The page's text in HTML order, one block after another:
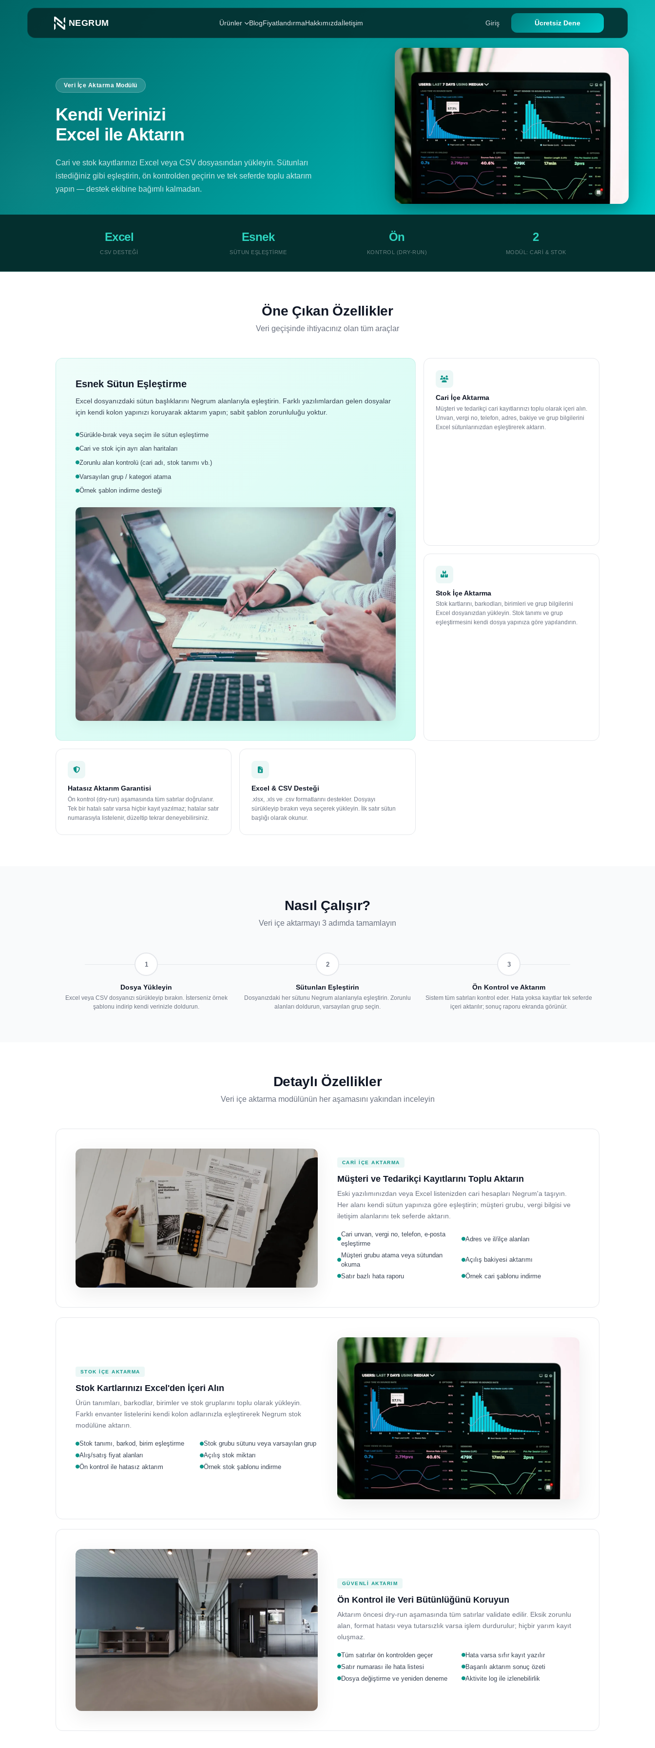
NEGRUM Ürünler BlogFiyatlandırmaHakkımızdaİletişim Giriş Ücretsiz Dene
Veri İçe Aktarma Modülü
Kendi Verinizi
Excel ile Aktarın
Cari ve stok kayıtlarınızı Excel veya CSV dosyasından yükleyin. Sütunları
istediğiniz gibi eşleştirin, ön kontrolden geçirin ve tek seferde toplu aktarım
yapın — destek ekibine bağımlı kalmadan.
Excel
CSV DESTEĞI
Esnek
SÜTUN EŞLEŞTIRME
Ön
KONTROL (DRY-RUN)
2
MODÜL: CARI & STOK
Öne Çıkan Özellikler
Veri geçişinde ihtiyacınız olan tüm araçlar
Esnek Sütun Eşleştirme
Excel dosyanızdaki sütun başlıklarını Negrum alanlarıyla eşleştirin. Farklı yazılımlardan gelen dosyalar
için kendi kolon yapınızı koruyarak aktarım yapın; sabit şablon zorunluluğu yoktur.
Sürükle-bırak veya seçim ile sütun eşleştirme
Cari ve stok için ayrı alan haritaları
Zorunlu alan kontrolü (cari adı, stok tanımı vb.)
Varsayılan grup / kategori atama
Örnek şablon indirme desteği
Cari İçe Aktarma
Müşteri ve tedarikçi cari kayıtlarınızı toplu olarak içeri alın.
Unvan, vergi no, telefon, adres, bakiye ve grup bilgilerini
Excel sütunlarınızdan eşleştirerek aktarın.
Stok İçe Aktarma
Stok kartlarını, barkodları, birimleri ve grup bilgilerini
Excel dosyanızdan yükleyin. Stok tanımı ve grup
eşleştirmesini kendi dosya yapınıza göre yapılandırın.
Hatasız Aktarım Garantisi
Ön kontrol (dry-run) aşamasında tüm satırlar doğrulanır.
Tek bir hatalı satır varsa hiçbir kayıt yazılmaz; hatalar satır
numarasıyla listelenir, düzeltip tekrar deneyebilirsiniz.
Excel & CSV Desteği
.xlsx, .xls ve .csv formatlarını destekler. Dosyayı
sürükleyip bırakın veya seçerek yükleyin. İlk satır sütun
başlığı olarak okunur.
Nasıl Çalışır?
Veri içe aktarmayı 3 adımda tamamlayın
1
Dosya Yükleyin
Excel veya CSV dosyanızı sürükleyip bırakın. İsterseniz örnek
şablonu indirip kendi verinizle doldurun.
2
Sütunları Eşleştirin
Dosyanızdaki her sütunu Negrum alanlarıyla eşleştirin. Zorunlu
alanları doldurun, varsayılan grup seçin.
3
Ön Kontrol ve Aktarım
Sistem tüm satırları kontrol eder. Hata yoksa kayıtlar tek seferde
içeri aktarılır; sonuç raporu ekranda görünür.
Detaylı Özellikler
Veri içe aktarma modülünün her aşamasını yakından inceleyin
CARI İÇE AKTARMA
Müşteri ve Tedarikçi Kayıtlarını Toplu Aktarın
Eski yazılımınızdan veya Excel listenizden cari hesapları Negrum'a taşıyın.
Her alanı kendi sütun yapınıza göre eşleştirin; müşteri grubu, vergi bilgisi ve
iletişim alanlarını tek seferde aktarın.
Cari unvan, vergi no, telefon, e-posta
eşleştirme
Adres ve il/ilçe alanları
Müşteri grubu atama veya sütundan
okuma
Açılış bakiyesi aktarımı
Satır bazlı hata raporu Örnek cari şablonu indirme
STOK İÇE AKTARMA
Stok Kartlarınızı Excel'den İçeri Alın
Ürün tanımları, barkodlar, birimler ve stok gruplarını toplu olarak yükleyin.
Farklı envanter listelerini kendi kolon adlarınızla eşleştirerek Negrum stok
modülüne aktarın.
Stok tanımı, barkod, birim eşleştirme
Stok grubu sütunu veya varsayılan grup
Alış/satış fiyat alanları
Açılış stok miktarı
Ön kontrol ile hatasız aktarım
Örnek stok şablonu indirme
GÜVENLI AKTARIM
Ön Kontrol ile Veri Bütünlüğünü Koruyun
Aktarım öncesi dry-run aşamasında tüm satırlar validate edilir. Eksik zorunlu
alan, format hatası veya tutarsızlık varsa işlem durdurulur; hiçbir yarım kayıt
oluşmaz.
Tüm satırlar ön kontrolden geçer
Hata varsa sıfır kayıt yazılır
Satır numarası ile hata listesi
Başarılı aktarım sonuç özeti
Dosya değiştirme ve yeniden deneme
Aktivite log ile izlenebilirlik